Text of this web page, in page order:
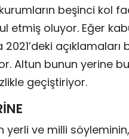
beşinci kol
etmiş oluyor. Eğer
açıklamaları
Altun bunun yerine bu
geçiştiriyor.
yerli ve milli söyleminin,